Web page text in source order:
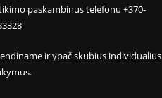
paskambinus telefonu +370-
ir ypač skubius individualius